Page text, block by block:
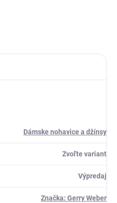
Dámske nohavice a džínsy
Zvoľte variant
Výpredaj
Značka: Gerry Weber